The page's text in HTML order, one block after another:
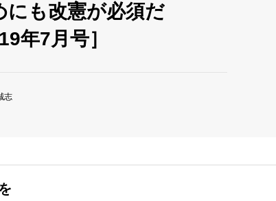
にも改憲が必須だ
年7月号］
志